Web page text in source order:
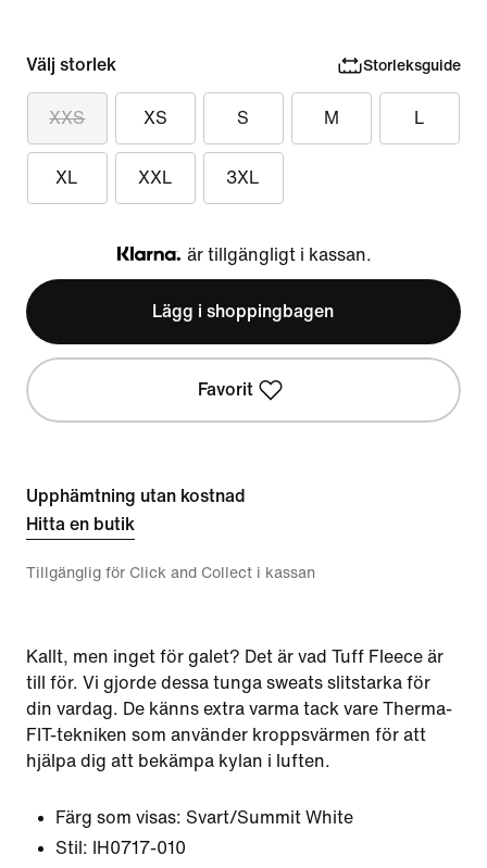
Välj storlek Storleksguide
XXS XS S M L
XL XXL 3XL
Klarna
är tillgängligt i kassan.
Lägg i shoppingbagen
Favorit
Upphämtning utan kostnad
Hitta en butik
Tillgänglig för Click and Collect i kassan
Kallt, men inget för galet? Det är vad Tuff Fleece är
till för. Vi gjorde dessa tunga sweats slitstarka för
din vardag. De känns extra varma tack vare Therma-
FIT-tekniken som använder kroppsvärmen för att
hjälpa dig att bekämpa kylan i luften.
Färg som visas: Svart/Summit White
Stil:
IH0717-010